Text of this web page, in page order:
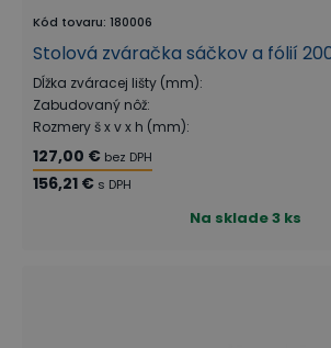
Kód tovaru: 180006
Stolová zváračka sáčkov a fólií
Dĺžka zváracej lišty (mm):
Zabudovaný nôž:
Rozmery š x v x h (mm):
127,00 € bez DPH
156,21 € s DPH
Na sklade3 ks